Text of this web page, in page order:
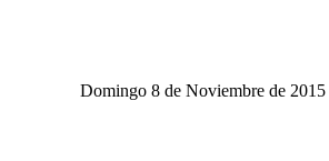
Domingo 8 de Noviembre de 2015